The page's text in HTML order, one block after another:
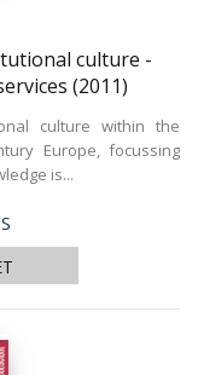
culture -
(2011)
culture within the
Europe, focussing
is...